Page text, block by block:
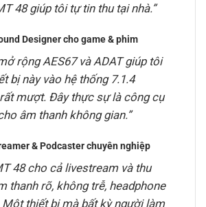
48 giúp tôi tự tin thu tại nhà.”
Designer cho game & phim
rộng AES67 và ADAT giúp tôi
bị này vào hệ thống 7.1.4
mượt. Đây thực sự là công cụ
âm thanh không gian.”
& Podcaster chuyên nghiệp
48 cho cả livestream và thu
thanh rõ, không trễ, headphone
thiết bị mà bất kỳ người làm